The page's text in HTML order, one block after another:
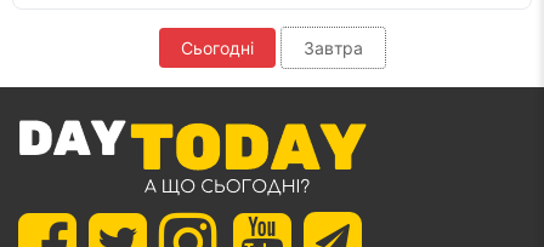
Сьогодні Завтра